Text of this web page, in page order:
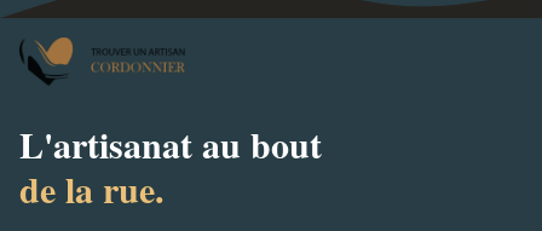
L'artisanat au bout
de la rue.